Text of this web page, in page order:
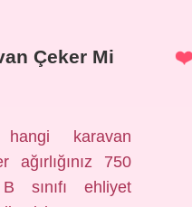
Çeker Mi
karavan
750
sınıfı ehliyet